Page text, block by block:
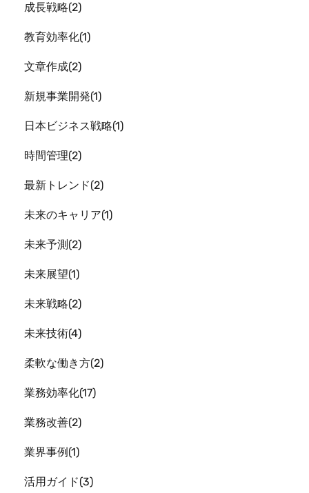
成長戦略 2
教育効率化 1
文章作成 2
新規事業開発 1
日本ビジネス戦略 1
時間管理 2
最新トレンド 2
未来のキャリア 1
未来予測 2
未来展望 1
未来戦略 2
未来技術 4
柔軟な働き方 2
業務効率化 17
業務改善 2
業界事例 1
活用ガイド 3